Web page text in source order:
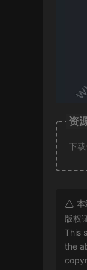
资
下
本
版权
This
the